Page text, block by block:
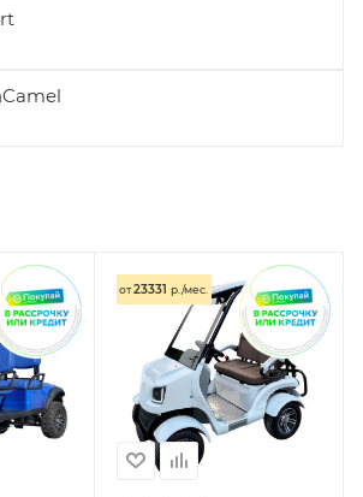
от23331 р./мес.